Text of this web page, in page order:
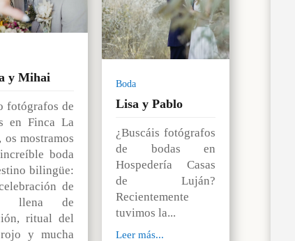
y Mihai
fotógrafos de
en Finca La
os mostramos
boda
bilingüe:
de
llena de
ritual del
y mucha
Boda
Lisa y Pablo
¿Buscáis fotógrafos
de bodas en
Hospedería Casas
de Luján?
Recientemente
tuvimos la...
Leer más...